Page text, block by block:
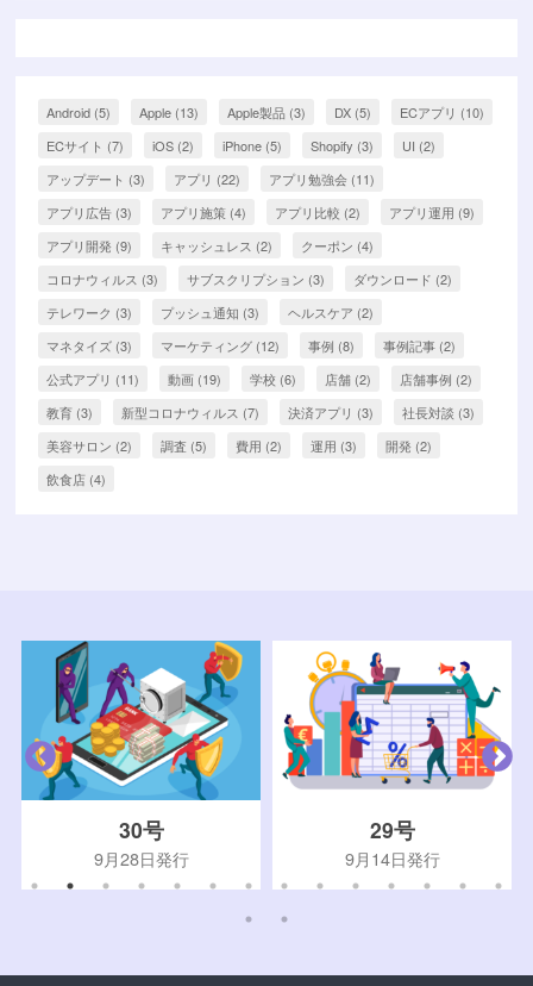
Android (5) Apple (13) Apple製品 (3) DX (5) ECアプリ (10)
ECサイト (7) iOS (2) iPhone (5) Shopify (3) UI (2)
アップデート (3) アプリ (22) アプリ勉強会 (11)
アプリ広告 (3) アプリ施策 (4) アプリ比較 (2) アプリ運用 (9)
アプリ開発 (9) キャッシュレス (2) クーポン (4)
コロナウィルス (3) サブスクリプション (3) ダウンロード (2)
テレワーク (3) プッシュ通知 (3) ヘルスケア (2)
マネタイズ (3) マーケティング (12) 事例 (8) 事例記事 (2)
公式アプリ (11) 動画 (19) 学校 (6) 店舗 (2) 店舗事例 (2)
教育 (3) 新型コロナウィルス (7) 決済アプリ (3) 社長対談 (3)
美容サロン (2) 調査 (5) 費用 (2) 運用 (3) 開発 (2)
飲食店 (4)
30号
9月28日発行
29号
9月14日発行